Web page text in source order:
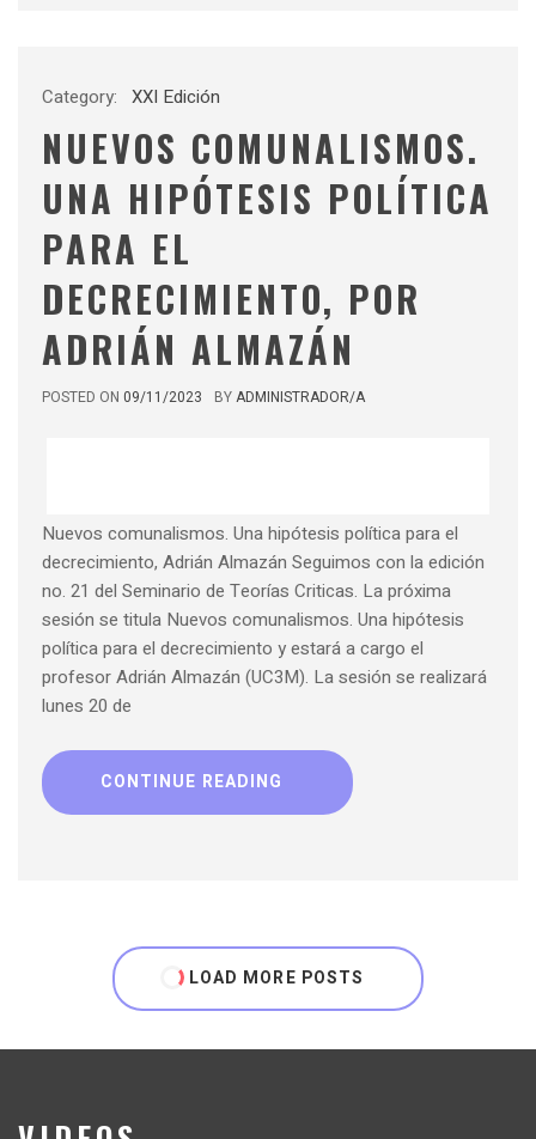
Category: XXI Edición
NUEVOS COMUNALISMOS.
UNA HIPÓTESIS POLÍTICA
PARA EL
DECRECIMIENTO, POR
ADRIÁN ALMAZÁN
POSTED ON 09/11/2023 BYADMINISTRADOR/A
Nuevos comunalismos. Una hipótesis política para el
decrecimiento, Adrián Almazán Seguimos con la edición
no. 21 del Seminario de Teorías Criticas. La próxima
sesión se titula Nuevos comunalismos. Una hipótesis
política para el decrecimiento y estará a cargo el
profesor Adrián Almazán (UC3M). La sesión se realizará
lunes 20 de
CONTINUE READING
LOAD MORE POSTS